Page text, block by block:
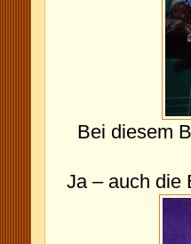
Bei diesem
Ja – auch die